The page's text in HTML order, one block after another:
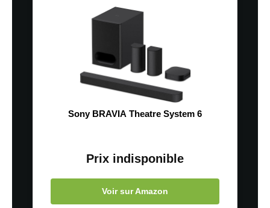
Sony BRAVIA Theatre System 6
Prix indisponible
Voir sur Amazon